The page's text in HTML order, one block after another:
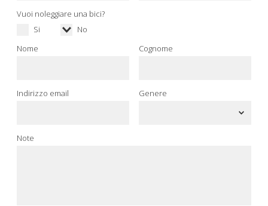
Vuoi noleggiare una bici?
Si
No
Nome
Cognome
Indirizzo email Genere
Note